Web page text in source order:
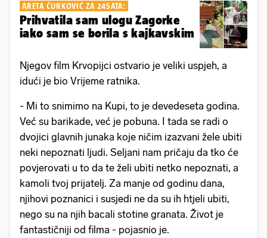
ARETA ĆURKOVIĆ ZA 24SATA:
Prihvatila sam ulogu Zagorke
iako sam se borila s kajkavskim
Njegov film Krvopijci ostvario je veliki uspjeh, a
idući je bio Vrijeme ratnika.
- Mi to snimimo na Kupi, to je devedeseta godina.
Već su barikade, već je pobuna. I tada se radi o
dvojici glavnih junaka koje ničim izazvani žele ubiti
neki nepoznati ljudi. Seljani nam pričaju da tko će
povjerovati u to da te želi ubiti netko nepoznati, a
kamoli tvoj prijatelj. Za manje od godinu dana,
njihovi poznanici i susjedi ne da su ih htjeli ubiti,
nego su na njih bacali stotine granata. Život je
fantastičniji od filma - pojasnio je.